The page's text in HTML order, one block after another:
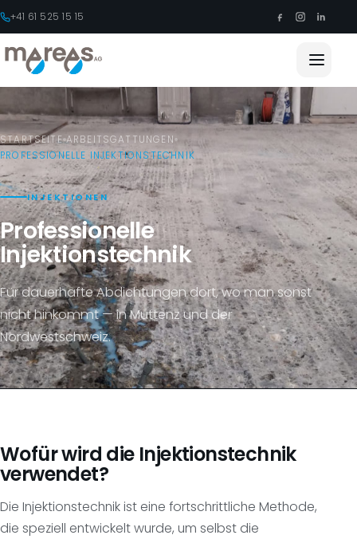
+41 61 525 15 15
STARTSEITE ARBEITSGATTUNGEN
PROFESSIONELLE INJEKTIONSTECHNIK
INJEKTIONEN
Professionelle
Injektionstechnik
Für dauerhafte Abdichtungen dort, wo man sonst
nicht hinkommt — in Muttenz und der
Nordwestschweiz.
Wofür wird die Injektionstechnik
verwendet?
Die Injektionstechnik ist eine fortschrittliche Methode,
die speziell entwickelt wurde, um selbst die